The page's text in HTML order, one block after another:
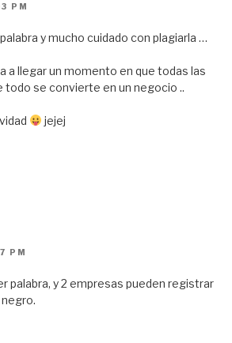
PM
y mucho cuidado con plagiarla …
a llegar un momento en que todas las
todo se convierte en un negocio ..
jejej
PM
palabra, y 2 empresas pueden registrar